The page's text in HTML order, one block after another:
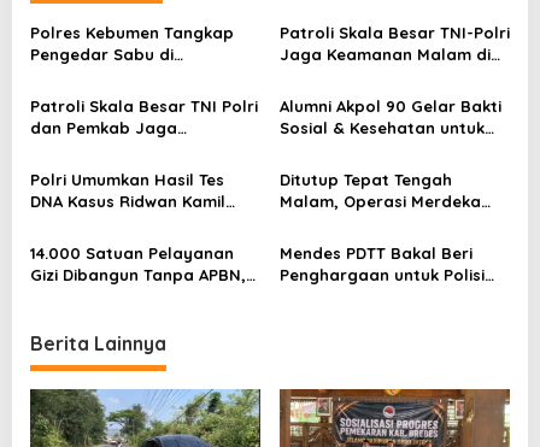
a
v
g
t
o
n
Polres Kebumen Tangkap
Pengedar Sabu di
Diamankan
Patroli Skala Besar TNI-Polri
Jaga Keamanan Malam di
Patroli Skala Besar TNI Polri
dan Pemkab Jaga
Alumni Akpol 90 Gelar Bakti
Sosial & Kesehatan untuk
Demak
Polri Umumkan Hasil Tes
DNA Kasus Ridwan Kamil
Ditutup Tepat Tengah
Malam, Operasi Merdeka
HUT RI ke-80
14.000 Satuan Pelayanan
Gizi Dibangun Tanpa APBN,
Mendes PDTT Bakal Beri
Penghargaan untuk Polisi
Berita Lainnya